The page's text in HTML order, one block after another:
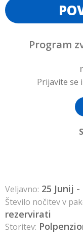
Veljavno: 25 Junij
Število nočitev v
rezervirati
Storitev:
Program
Prijavite se